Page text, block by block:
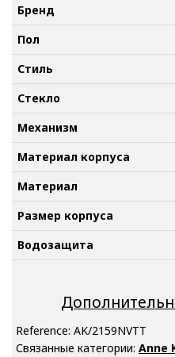
Бренд
Пол
Стиль
Стекло
Механизм
Материал корпуса
Материал
Размер корпуса
Водозащита
Reference: AK/2159NVTT
Связанные категории: Anne